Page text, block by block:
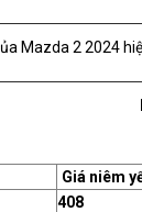
Mazda 2 2024
Giá niêm
408